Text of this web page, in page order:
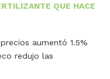
QUE HACE
aumentó 1.5%
redujo las